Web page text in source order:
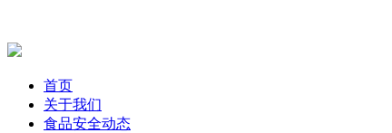
首页
关于我们
食品安全动态